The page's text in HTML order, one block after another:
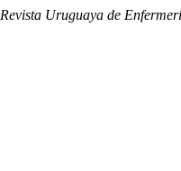
Revista Uruguaya de